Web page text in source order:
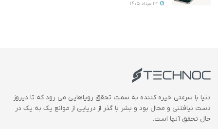
دنیا با سرعتی خیره کننده به سمت تحقق رویاهایی می رود که تا دیروز
دست نیافتنی و محال بود و بشر با گذر از دریایی از موانع یک به یک در
حال تحقق آنها است.